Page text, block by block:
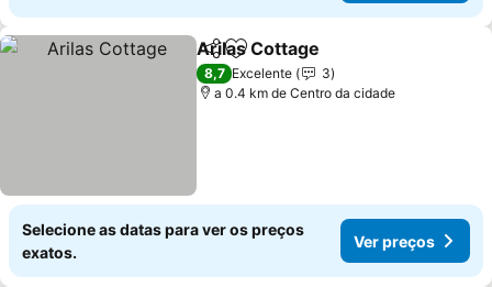
PartilharAdicionar aos favoritos
Arilas Cottage
8,7 Excelente
3
a 0.4 km de Centro da cidade
Selecione as datas para ver os preços
exatos.
Ver preços